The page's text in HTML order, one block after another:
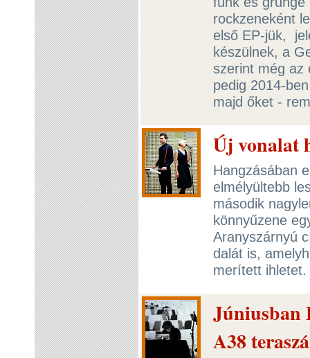
rockzeneként
első EP-jük,
készülnek, a
szerint még az
pedig 2014-
majd őket -
Új vonalat
Hangzásában
elmélyültebb
második
könnyűzene
Aranyszárnyú
dalát is,
merített ihletet.
Júniusban
A38